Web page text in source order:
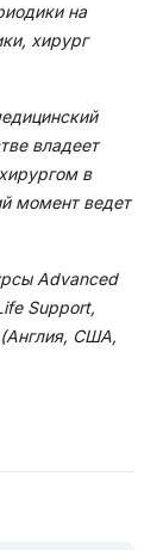
на
хирург
владеет
в
момент ведет
Advanced
Support,
(Англия, США,